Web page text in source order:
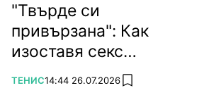
"Твърде си
привързана": Как
изоставя секс
символът на тениса?
ПОВЕЧЕ ОТ
ТЕНИС14:44 26.07.2026 add favorites